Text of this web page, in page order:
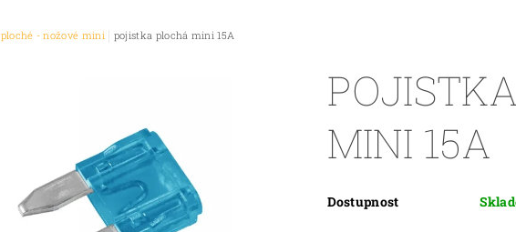
ploché - nožové mini pojistka plochá mini 15A
MINI 15A
Dostupnost